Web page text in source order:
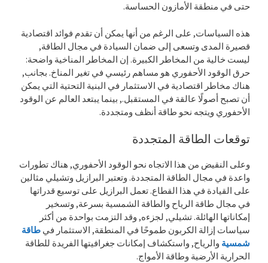
حتى في منطقة الأمازون الحساسة.
هذه السياسات, على الرغم من أنها يمكن أن تقدم فوائد اقتصادية
قصيرة المدى وتسعى إلى ضمان السيادة في مجال الطاقة,
ليست خالية من المخاطر الكبيرة. إن المخاطر المناخية واضحة:
حرق الوقود الأحفوري هو مساهم رئيسي في تغير المناخ. بجانب,
هناك مخاطر اقتصادية في الاستثمار في البنية التحتية التي يمكن
أن تصبح أصولًا عالقة في المستقبل., بينما يبتعد العالم عن الوقود
الأحفوري ويتجه نحو طاقة أنظف ومتجددة.
توقعات الطاقة المتجددة
وعلى النقيض من هذا الاتجاه نحو الوقود الأحفوري, هناك تطورات
واعدة في مجال الطاقة المتجددة. وتعتبر البرازيل وتشيلي مثالين
على القيادة في هذا القطاع. تعمل البرازيل على توسيع قدراتها
في مجال طاقة الرياح والطاقة الشمسية بسرعة, وتسخير
إمكاناتها الهائلة. تشيلي, لجزءه, وقد التزمت بواحدة من أكثر
سياسات إزالة الكربون طموحًا في المنطقة, الاستثمار في طاقة
شمسية والرياح, واستكشاف إمكانات جغرافيتها الفريدة للطاقة
الحرارية الأرضية وطاقة الأمواج.